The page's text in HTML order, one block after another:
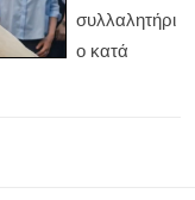
συλλαλητήρι
ο κατά